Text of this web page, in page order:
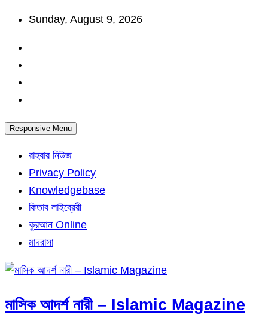
Skip
content
Sunday, August 9, 2026
Responsive Menu
রাহবার নিউজ
Privacy Policy
Knowledgebase
কিতাব লাইব্রেরী
কুরআন Online
মাদরাসা
মাসিক আদর্শ নারী – Islamic Magazine